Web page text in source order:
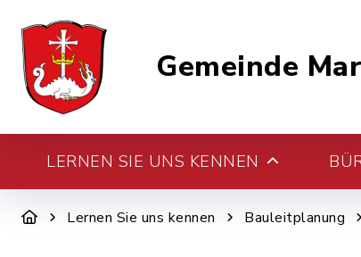
Gemeinde
LERNEN SIE UNS KENNEN
Lernen Sie uns kennen Bauleitplanung